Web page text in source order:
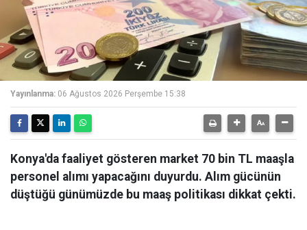
Yayınlanma: 06 Ağustos 2026 Perşembe 15:38
Konya'da faaliyet gösteren market 70 bin TL maaşla
personel alımı yapacağını duyurdu. Alım gücünün
düştüğü günümüzde bu maaş politikası dikkat çekti.